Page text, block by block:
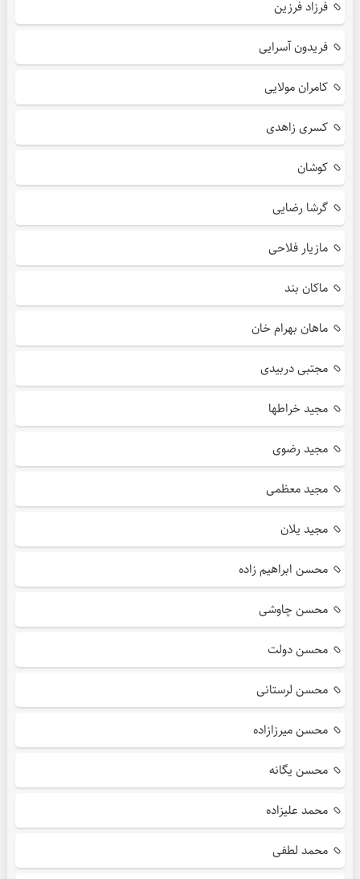
فرزاد فرزین
فریدون آسرایی
کامران مولایی
کسری زاهدی
کوشان
گرشا رضایی
مازیار فلاحی
ماکان بند
ماهان بهرام خان
مجتبی دربیدی
مجید خراطها
مجید رضوی
مجید معظمی
مجید یلان
محسن ابراهیم زاده
محسن چاوشی
محسن دولت
محسن لرستانی
محسن میرزازاده
محسن یگانه
محمد علیزاده
محمد لطفی